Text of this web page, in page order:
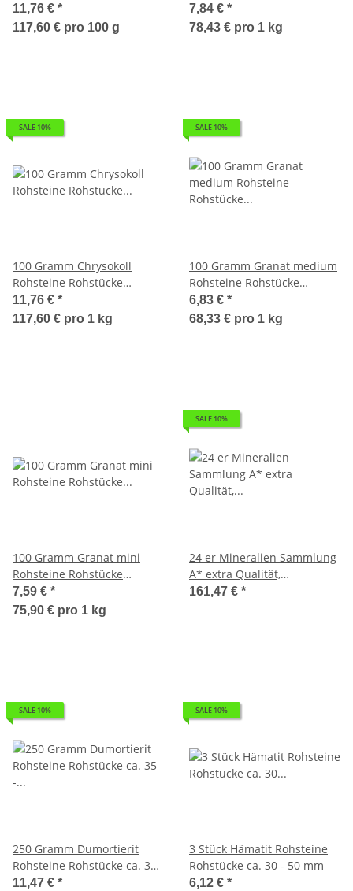
10 mm, ca. 6 - 10 Steine
11,76 € *
117,60 € pro 100 g
Wassersteine ca. 3 - 6 Steine
ca. 30 - 50 mm
7,84 € *
78,43 € pro 1 kg
SALE 10%
100 Gramm Chrysokoll
Rohsteine Rohstücke
Wassersteine ca. 15 - 25 mm
11,76 € *
117,60 € pro 1 kg
SALE 10%
100 Gramm Granat medium
Rohsteine Rohstücke
Wassersteine oder als
Dekoration, ca. 10 - 20 mm
6,83 € *
68,33 € pro 1 kg
100 Gramm Granat mini
Rohsteine Rohstücke
Wassersteine oder zur
Dekoration ca. 5 - 10 mm
7,59 € *
75,90 € pro 1 kg
SALE 10%
24 er Mineralien Sammlung
A* extra Qualität,
ausgesuchte Rohsteine
161,47 € *
SALE 10%
250 Gramm Dumortierit
Rohsteine Rohstücke ca. 35 -
60 mm
11,47 € *
SALE 10%
3 Stück Hämatit Rohsteine
Rohstücke ca. 30 - 50 mm
6,12 € *